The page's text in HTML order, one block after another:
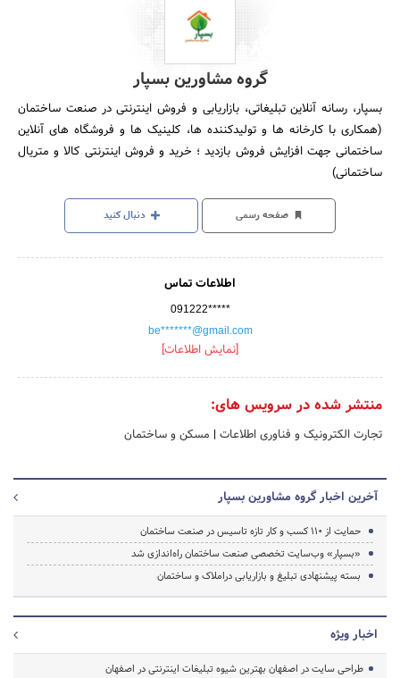
گروه مشاورین بسپار
بسپار، رسانه آنلاین تبلیغاتی، بازاریابی و فروش اینترنتی در صنعت ساختمان
(همکاری با کارخانه ها و تولیدکننده ها، کلینیک ها و فروشگاه های آنلاین
ساختمانی جهت افزایش فروش بازدید ؛ خرید و فروش اینترنتی کالا و متریال
ساختمانی)
صفحه رسمی دنبال کنید
اطلاعات تماس
091222*****
be*******@gmail.com
[نمایش اطلاعات]
منتشر شده در سرویس های:
تجارت الکترونیک و فناوری اطلاعات | مسکن و ساختمان
آخرین اخبار گروه مشاورین بسپار
حمایت از ۱۱۰ کسب و کار تازه تاسیس در صنعت ساختمان
«بسپار» وب‌سایت تخصصی صنعت ساختمان راه‌اندازی شد
بسته پیشنهادی تبلیغ و بازاریابی دراملاک و ساختمان
اخبار ویژه
طراحی سایت در اصفهان بهترین شیوه تبلیغات اینترنتی در اصفهان